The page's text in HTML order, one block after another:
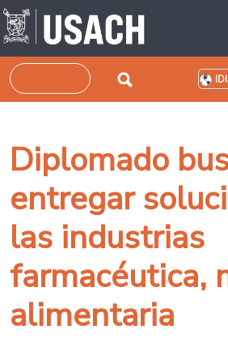
Pasar al contenido principal
Buscar
Diplomado
entregar
las industrias
farmacéutica,
alimentaria